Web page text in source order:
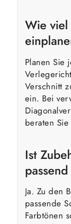
Wie
Planen Sie
Verschnitt
ein. Bei
beraten
Ist
Ja. Zu den
passende
Farbtönen